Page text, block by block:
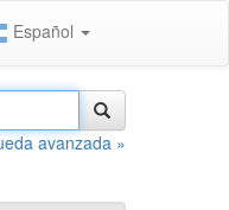
Español
avanzada »